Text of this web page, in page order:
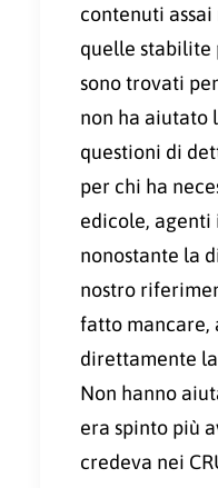
contenuti
quelle stabilite
sono trovati
non ha aiutato
questioni di
per chi ha
edicole,
nonostante la
nostro
fatto mancare,
direttamente
Non hanno
era spinto più
credeva nei